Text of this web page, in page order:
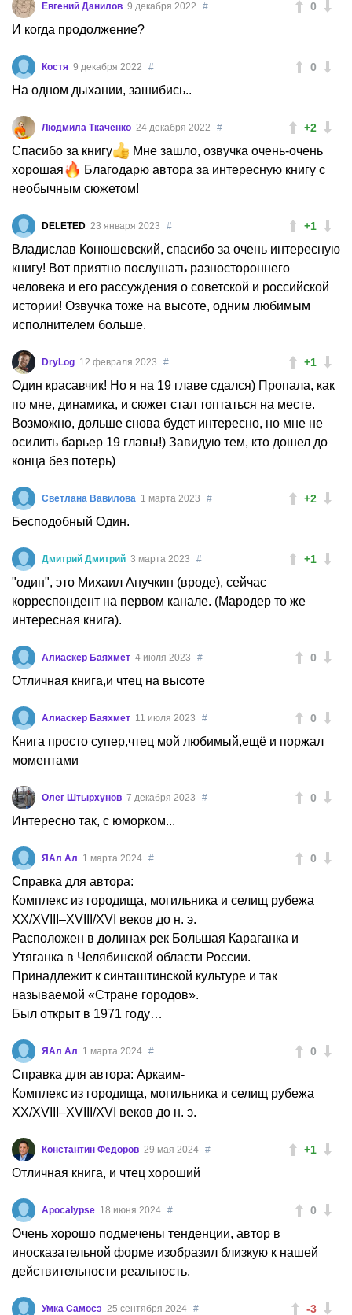
0
Евгений Данилов 9 декабря 2022 #
И когда продолжение?
0
Костя 9 декабря 2022 #
На одном дыхании, зашибись..
+2
Людмила Ткаченко 24 декабря 2022 #
Спасибо за книгу
Мне зашло, озвучка очень-очень
хорошая
Благодарю автора за интересную книгу с
необычным сюжетом!
+1
DELETED 23 января 2023 #
Владислав Конюшевский, спасибо за очень интересную
книгу! Вот приятно послушать разностороннего
человека и его рассуждения о советской и российской
истории! Озвучка тоже на высоте, одним любимым
исполнителем больше.
+1
DryLog 12 февраля 2023 #
Один красавчик! Но я на 19 главе сдался) Пропала, как
по мне, динамика, и сюжет стал топтаться на месте.
Возможно, дольше снова будет интересно, но мне не
осилить барьер 19 главы!) Завидую тем, кто дошел до
конца без потерь)
+2
Светлана Вавилова 1 марта 2023 #
Бесподобный Один.
+1
Дмитрий Дмитрий 3 марта 2023 #
"один", это Михаил Анучкин (вроде), сейчас
корреспондент на первом канале. (Мародер то же
интересная книга).
0
Алиаскер Баяхмет 4 июля 2023 #
Отличная книга,и чтец на высоте
0
Алиаскер Баяхмет 11 июля 2023 #
Книга просто супер,чтец мой любимый,ещё и поржал
моментами
0
Олег Штырхунов 7 декабря 2023 #
Интересно так, с юморком...
0
ЯАл Ал 1 марта 2024 #
Справка для автора:
Комплекс из городища, могильника и селищ рубежа
XX/XVIII–XVIII/XVI веков до н. э.
Расположен в долинах рек Большая Караганка и
Утяганка в Челябинской области России.
Принадлежит к синташтинской культуре и так
называемой «Стране городов».
Был открыт в 1971 году…
0
ЯАл Ал 1 марта 2024 #
Справка для автора: Аркаим-
Комплекс из городища, могильника и селищ рубежа
XX/XVIII–XVIII/XVI веков до н. э.
+1
Константин Федоров 29 мая 2024 #
Отличная книга, и чтец хороший
0
Apocalypse 18 июня 2024 #
Очень хорошо подмечены тенденции, автор в
иносказательной форме изобразил близкую к нашей
действительности реальность.
-3
Умка Самосэ 25 сентября 2024 #